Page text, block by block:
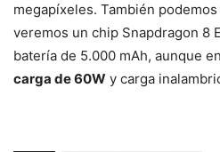
megapíxeles. También
veremos un chip Snapdragon 8
batería de 5.000 mAh, aunque
carga de 60W y carga